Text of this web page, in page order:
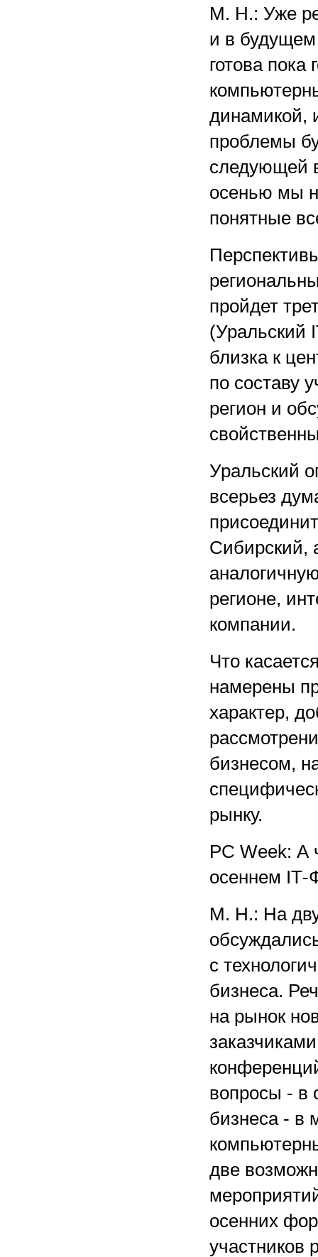
М. Н.: Уже
и в будущем
готова пока
динамикой,
проблемы
следующей
осенью мы
понятные
пройдет
(Уральский
близка к
по составу
регион и
Уральский
всерьез
Сибирский,
регионе,
компании.
Что
намерены
характер,
бизнесом,
рынку.
PC Week: А
осеннем IТ-
М. Н.: На
с
бизнеса.
на рынок
вопросы - в
бизнеса - в
две
осенних
участников